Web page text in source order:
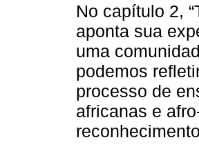
No capítulo 2,
aponta sua
uma
podemos
processo de
africanas e